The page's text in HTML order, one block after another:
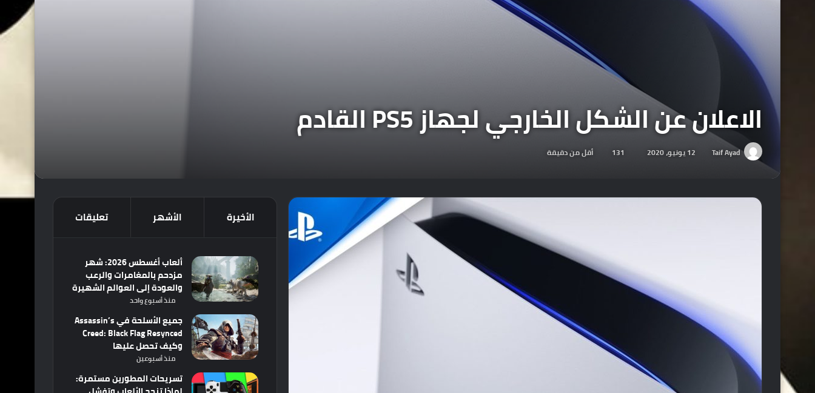
الاعلان عن الشكل الخارجي لجهاز PS5 القادم
Taif Ayad 12 يونيو، 2020 131 أقل من دقيقة
الأخيرة الأشهر تعليقات
ألعاب أغسطس 2026: شهر
مزدحم بالمغامرات والرعب
والعودة إلى العوالم الشهيرة
منذ أسبوع واحد
جميع الأسلحة في Assassin’s
Creed: Black Flag Resynced
وكيف تحصل عليها
منذ أسبوعين
تسريحات المطورين مستمرة: